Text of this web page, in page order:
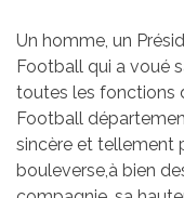
Un homme, un
Football qui a voué
toutes les fonctions
Football
sincère et tellement
bouleverse,à bien